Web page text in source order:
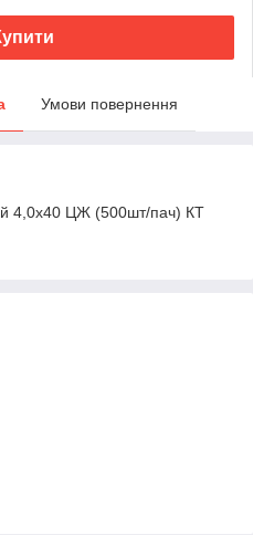
Умови повернення
4,0х40 ЦЖ (500шт/пач) КТ